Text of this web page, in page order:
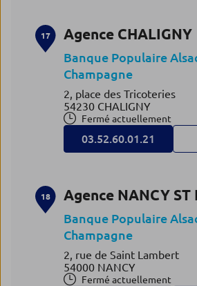
17 Agence CHALIGNY
Banque Populaire
Champagne
2, place des Tricoteries
54230 CHALIGNY
Fermé actuellement
03.52.60.01.21
18 Agence NANCY ST
Banque Populaire
Champagne
2, rue de Saint Lambert
54000 NANCY
Fermé actuellement